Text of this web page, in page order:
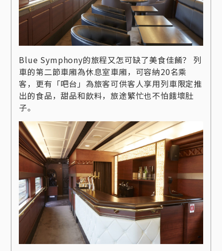
Blue Symphony的旅程又怎可缺了美食佳餚？ 列
車的第二節車廂為休息室車廂，可容納20名乘
客，更有「吧台」為旅客可供客人享用列車限定推
出的食品，甜品和飲料，旅途繁忙也不怕餓壞肚
子。